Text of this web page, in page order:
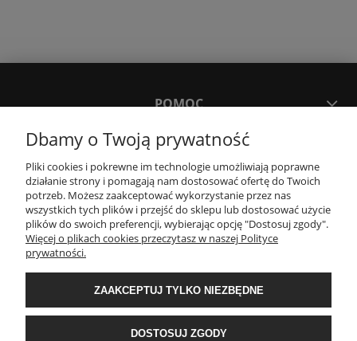
POMOC
MOJE KONTO
PŁATNOŚCI I DOSTAWA
Wyposażenie łazienek Łazienki.eco | Pawła 23, 41-708 Ruda Śląska | E-mail:
sklep@lazienki.eco | Tel.: 600 012 164 lub 600 012 159 | TGS Przemysław
Stoń | NIP: 6312213594 | REGON: 276403698
Dbamy o Twoją prywatność
Pliki cookies i pokrewne im technologie umożliwiają poprawne
działanie strony i pomagają nam dostosować ofertę do Twoich
potrzeb. Możesz zaakceptować wykorzystanie przez nas
wszystkich tych plików i przejść do sklepu lub dostosować użycie
plików do swoich preferencji, wybierając opcję "Dostosuj zgody".
Więcej o plikach cookies przeczytasz w naszej Polityce
prywatności.
ZAAKCEPTUJ TYLKO NIEZBĘDNE
DOSTOSUJ ZGODY